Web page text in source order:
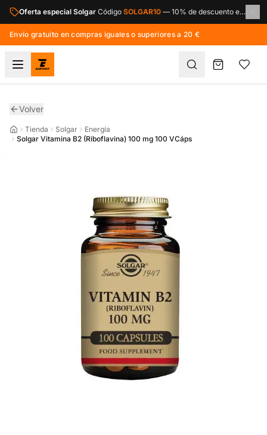
Saltar al contenido principal
Oferta especial Solgar Código SOLGAR10 — 10% de descuento en toda la marca Solgar.
Envío gratuito en compras iguales o superiores a 20 €
Volver
Tienda Solgar
Energía
Solgar Vitamina B2 (Riboflavina) 100 mg 100 VCáps